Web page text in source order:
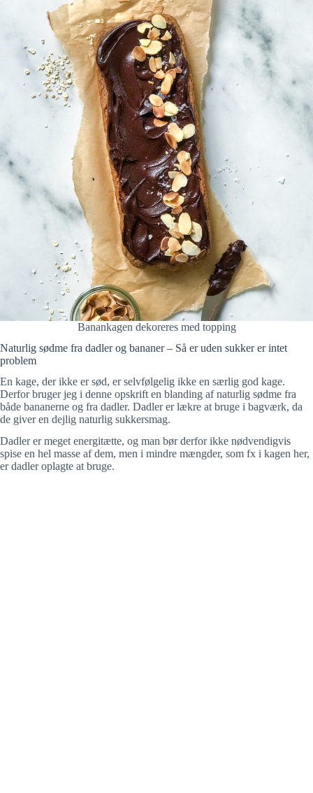
Banankagen dekoreres med topping
Naturlig sødme fra dadler og bananer – Så er uden sukker er intet
problem
En kage, der ikke er sød, er selvfølgelig ikke en særlig god kage.
Derfor bruger jeg i denne opskrift en blanding af naturlig sødme fra
både bananerne og fra dadler. Dadler er lækre at bruge i bagværk, da
de giver en dejlig naturlig sukkersmag.
Dadler er meget energitætte, og man bør derfor ikke nødvendigvis
spise en hel masse af dem, men i mindre mængder, som fx i kagen her,
er dadler oplagte at bruge.